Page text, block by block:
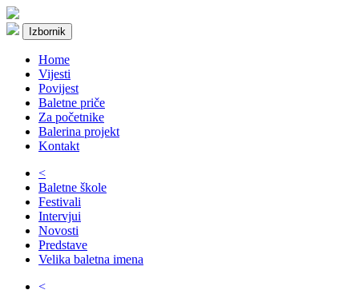
Izbornik
Home
Vijesti
Povijest
Baletne priče
Za početnike
Balerina projekt
Kontakt
<
Baletne škole
Festivali
Intervjui
Novosti
Predstave
Velika baletna imena
<